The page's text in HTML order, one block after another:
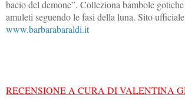
bacio del demone”. Colleziona bambole
amuleti seguendo le fasi della luna. Sito
www.barbarabaraldi.it
RECENSIONE A CURA DI VALENTINA